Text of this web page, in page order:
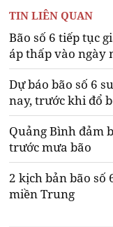
TIN LIÊN QUAN
Bão số 6 tiếp tục
áp thấp vào ngày
Dự báo bão số 6
nay, trước khi đổ
Quảng Bình đảm
trước mưa bão
2 kịch bản bão số
miền Trung